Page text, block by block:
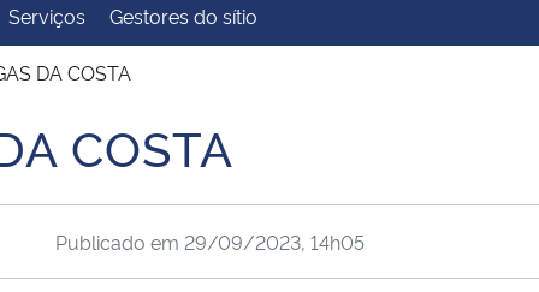
Ministério do
Desenvolvimento Regional
Advocacia-Geral da União
Serviços Gestores do sítio
DA COSTA
COSTA
Publicado em 29/09/2023, 14h05